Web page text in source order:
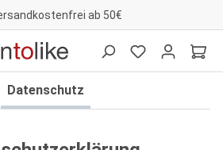
ab 50€
Datenschutz